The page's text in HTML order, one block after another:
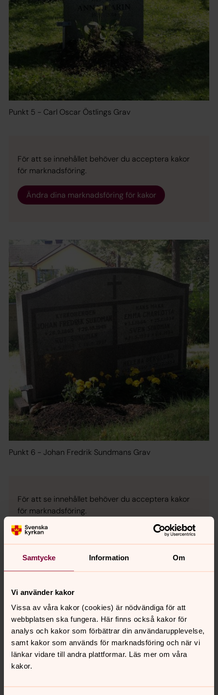
Samtycke Information Om
Vi använder kakor
Vissa av våra kakor (cookies) är nödvändiga för att
webbplatsen ska fungera. Här finns också kakor för
analys och kakor som förbättrar din användarupplevelse,
samt kakor som används för marknadsföring och när vi
länkar vidare till andra plattformar. Läs mer om våra
kakor.
Punkt 5 - Carl Oscar Östlings Grav
För att se innehållet behöver du acceptera kakor
för marknadsföring.
Ändra dina marknadsföring för kakor
Punkt 6 - Johan Fredrik Sundmans Grav
För att se innehållet behöver du acceptera kakor
för marknadsföring.
Ändra dina marknadsföring för kakor